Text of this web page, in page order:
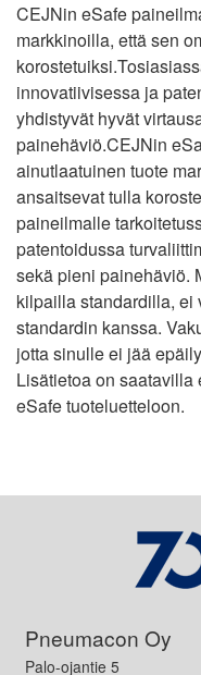
CEJNin eSafe
markkinoilla, että sen
innovatiivisessa ja
yhdistyvät hyvät
painehäviö.CEJNin
ainutlaatuinen tuote
ansaitsevat tulla
paineilmalle
patentoidussa
sekä pieni painehäviö.
kilpailla standardilla, ei
standardin kanssa.
jotta sinulle ei jää
Lisätietoa on saatavilla
eSafe tuoteluetteloon.
Pneumacon Oy
Palo-ojantie 5